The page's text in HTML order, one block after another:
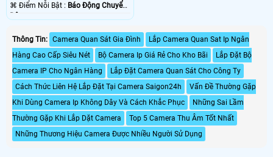
️⌘ Điểm Nỗi Bật : Báo Động Chuyển
Động.
Thông Tin: Camera Quan Sát Gia Đình
Lắp Camera Quan Sat Ip Ngân
Hàng Cao Cấp Siêu Nét
Bộ Camera Ip Giá Rẻ Cho Kho Bãi
Lắp Đặt Bộ
Camera IP Cho Ngân Hàng
Lắp Đặt Camera Quan Sát Cho Công Ty
Cách Thức Liên Hệ Lắp Đặt Tại Camera Saigon24h
Vấn Đề Thường Gặp
Khi Dùng Camera Ip Không Dây Và Cách Khắc Phục
Những Sai Lầm
Thường Gặp Khi Lắp Dặt Camera
Top 5 Camera Thu Âm Tốt Nhất
Những Thương Hiệu Camera Được Nhiều Người Sử Dụng